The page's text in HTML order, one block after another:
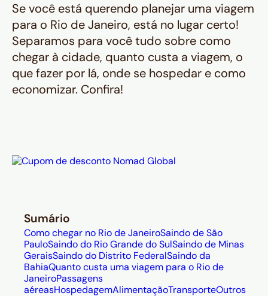
Se você está querendo planejar uma viagem
para o Rio de Janeiro, está no lugar certo!
Separamos para você tudo sobre como
chegar à cidade, quanto custa a viagem, o
que fazer por lá, onde se hospedar e como
economizar. Confira!
Sumário
Como chegar no Rio de JaneiroSaindo de São
PauloSaindo do Rio Grande do SulSaindo de Minas
GeraisSaindo do Distrito FederalSaindo da
BahiaQuanto custa uma viagem para o Rio de
JaneiroPassagens
aéreasHospedagemAlimentaçãoTransporteOutros